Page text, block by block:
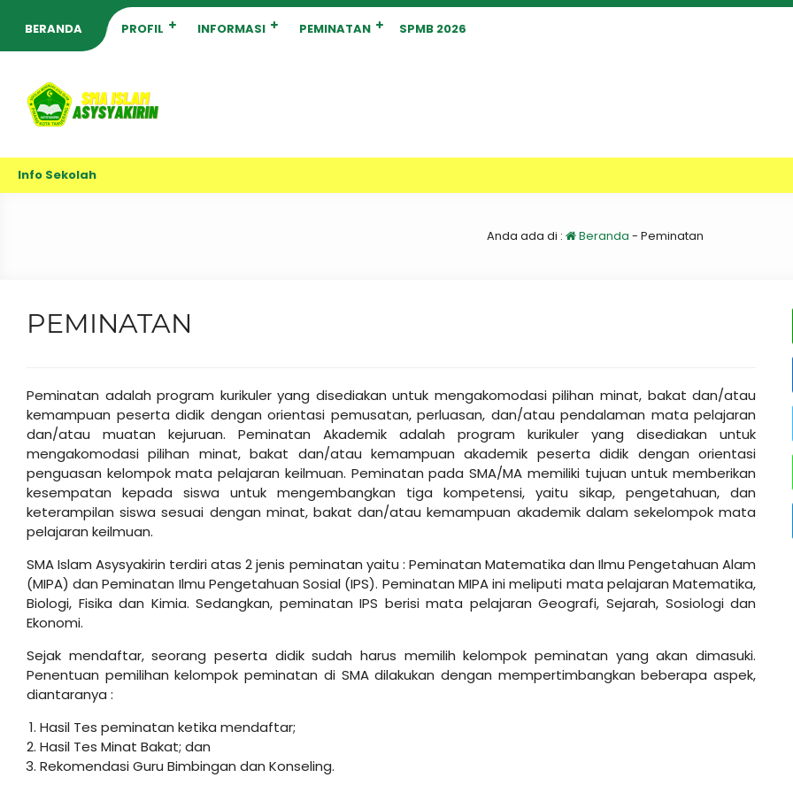
BERANDA PROFIL INFORMASI PEMINATAN SPMB 2026
Info Sekolah
Anda ada di : Beranda - Peminatan
PEMINATAN
Peminatan adalah program kurikuler yang disediakan untuk mengakomodasi pilihan minat, bakat dan/atau
kemampuan peserta didik dengan orientasi pemusatan, perluasan, dan/atau pendalaman mata pelajaran
dan/atau muatan kejuruan. Peminatan Akademik adalah program kurikuler yang disediakan untuk
mengakomodasi pilihan minat, bakat dan/atau kemampuan akademik peserta didik dengan orientasi
penguasan kelompok mata pelajaran keilmuan. Peminatan pada SMA/MA memiliki tujuan untuk memberikan
kesempatan kepada siswa untuk mengembangkan tiga kompetensi, yaitu sikap, pengetahuan, dan
keterampilan siswa sesuai dengan minat, bakat dan/atau kemampuan akademik dalam sekelompok mata
pelajaran keilmuan.
SMA Islam Asysyakirin terdiri atas 2 jenis peminatan yaitu : Peminatan Matematika dan Ilmu Pengetahuan Alam
(MIPA) dan Peminatan Ilmu Pengetahuan Sosial (IPS). Peminatan MIPA ini meliputi mata pelajaran Matematika,
Biologi, Fisika dan Kimia. Sedangkan, peminatan IPS berisi mata pelajaran Geografi, Sejarah, Sosiologi dan
Ekonomi.
Sejak mendaftar, seorang peserta didik sudah harus memilih kelompok peminatan yang akan dimasuki.
Penentuan pemilihan kelompok peminatan di SMA dilakukan dengan mempertimbangkan beberapa aspek,
diantaranya :
Hasil Tes peminatan ketika mendaftar;
Hasil Tes Minat Bakat; dan
Rekomendasi Guru Bimbingan dan Konseling.